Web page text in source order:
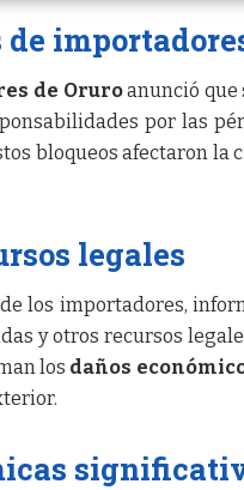
de Oruroanunció que
por las
bloqueos afectaron la
legales
los importadores,
y otros recursos
los daños